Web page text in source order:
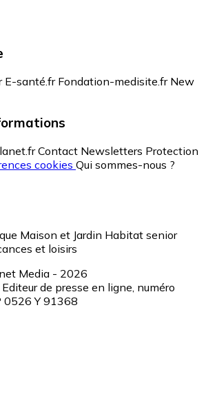
E-santé.fr Fondation-medisite.fr New
Contact Newsletters Protection
cookies Qui sommes-nous ?
Maison et Jardin Habitat senior
et loisirs
Media - 2026
de presse en ligne, numéro
0526 Y 91368